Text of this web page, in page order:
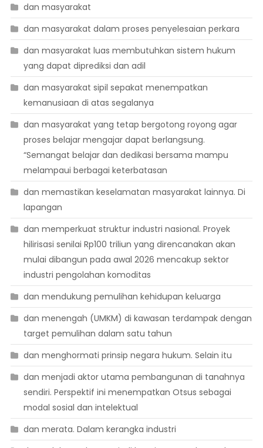
dan masyarakat
dan masyarakat dalam proses penyelesaian perkara
dan masyarakat luas membutuhkan sistem hukum
yang dapat diprediksi dan adil
dan masyarakat sipil sepakat menempatkan
kemanusiaan di atas segalanya
dan masyarakat yang tetap bergotong royong agar
proses belajar mengajar dapat berlangsung.
“Semangat belajar dan dedikasi bersama mampu
melampaui berbagai keterbatasan
dan memastikan keselamatan masyarakat lainnya. Di
lapangan
dan memperkuat struktur industri nasional. Proyek
hilirisasi senilai Rp100 triliun yang direncanakan akan
mulai dibangun pada awal 2026 mencakup sektor
industri pengolahan komoditas
dan mendukung pemulihan kehidupan keluarga
dan menengah (UMKM) di kawasan terdampak dengan
target pemulihan dalam satu tahun
dan menghormati prinsip negara hukum. Selain itu
dan menjadi aktor utama pembangunan di tanahnya
sendiri. Perspektif ini menempatkan Otsus sebagai
modal sosial dan intelektual
dan merata. Dalam kerangka industri